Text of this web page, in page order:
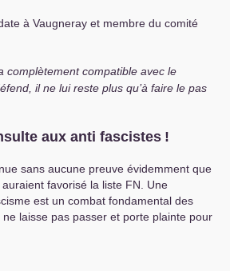
à Vaugneray et membre du comité
complètement compatible avec le
il ne lui reste plus qu’à faire le pas
aux anti fascistes !
sans aucune preuve évidemment que
favorisé la liste FN . Une
est un combat fondamental des
ne laisse pas passer et porte plainte pour